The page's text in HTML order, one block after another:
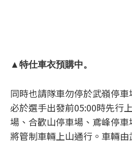
▲特仕車衣預購中。
同時也請隊車勿停於武嶺停
必於選手出發前05:00時先行
場、合歡山停車場、鳶峰停
將管制車輛上山通行。車輛